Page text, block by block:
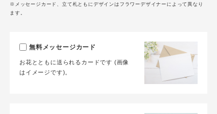
※メッセージカード、立て札ともにデザインはフラワーデザイナーによって異なり
ます。
無料メッセージカード
お花とともに送られるカードです (画像
はイメージです)。